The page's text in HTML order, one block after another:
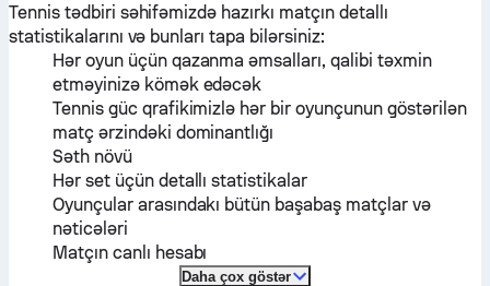
Tennis tədbiri səhifəmizdə hazırkı matçın detallı
statistikalarını və bunları tapa bilərsiniz:
Hər oyun üçün qazanma əmsalları, qalibi təxmin
etməyinizə kömək edəcək
Tennis güc qrafikimizlə hər bir oyunçunun göstərilən
matç ərzindəki dominantlığı
Səth növü
Hər set üçün detallı statistikalar
Oyunçular arasındakı bütün başabaş matçlar və
nəticələri
Matçın canlı hesabı
Daha çox göstər